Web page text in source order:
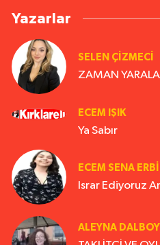
Yazarlar
SELEN ÇİZMECİ
ZAMAN
ECEM IŞIK
Ya Sabır
ECEM SENA
Israr Ediyoruz
ALEYNA DALBOY